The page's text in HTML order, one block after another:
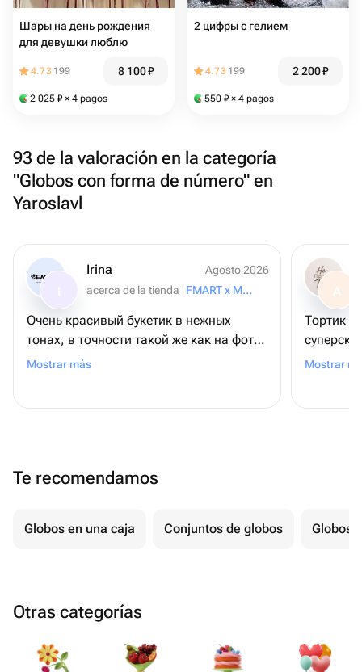
Шары на день рождения
для девушки люблю
4.73 199 8 100₽
2 025 ₽ × 4 pagos
2 цифры с гелием
4.73 199 2 200₽
550 ₽ × 4 pagos
93 de la valoración en la categoría
"Globos con forma de número" en
Yaroslavl
Irina
Agosto 2026
acerca de la tienda
FMART x Moskovsky
Очень красивый букетик в нежных
тонах, в точности такой же как на фото
магазина
Mostrar más
A
Тортик
всяких
Mostrar
Te recomendamos
Globos en una caja Conjuntos de globos Globos
Otras categorías